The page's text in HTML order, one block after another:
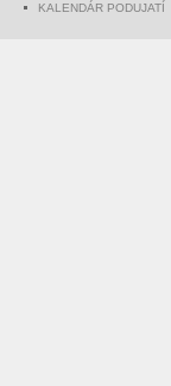
KALENDÁR PODUJATÍ